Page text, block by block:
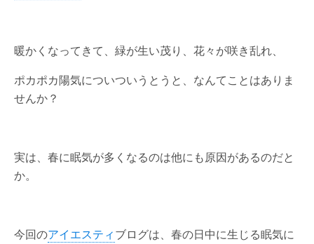
暖かくなってきて、緑が生い茂り、花々が咲き乱れ、
ポカポカ陽気についついうとうと、なんてことはありま
せんか？
実は、春に眠気が多くなるのは他にも原因があるのだと
か。
今回のアイエスティブログは、春の日中に生じる眠気に